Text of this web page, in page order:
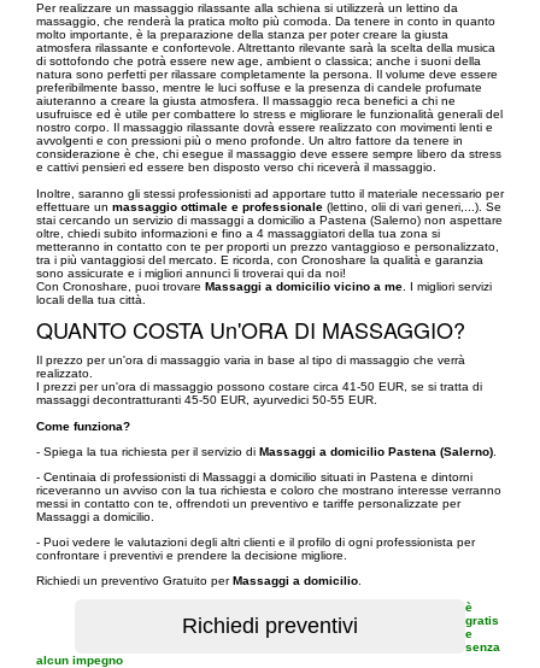
Per realizzare un massaggio rilassante alla schiena si utilizzerà un lettino da
massaggio, che renderà la pratica molto più comoda. Da tenere in conto in quanto
molto importante, è la preparazione della stanza per poter creare la giusta
atmosfera rilassante e confortevole. Altrettanto rilevante sarà la scelta della musica
di sottofondo che potrà essere new age, ambient o classica; anche i suoni della
natura sono perfetti per rilassare completamente la persona. Il volume deve essere
preferibilmente basso, mentre le luci soffuse e la presenza di candele profumate
aiuteranno a creare la giusta atmosfera. Il massaggio reca benefici a chi ne
usufruisce ed è utile per combattere lo stress e migliorare le funzionalità generali del
nostro corpo. Il massaggio rilassante dovrà essere realizzato con movimenti lenti e
avvolgenti e con pressioni più o meno profonde. Un altro fattore da tenere in
considerazione è che, chi esegue il massaggio deve essere sempre libero da stress
e cattivi pensieri ed essere ben disposto verso chi riceverà il massaggio.
Inoltre, saranno gli stessi professionisti ad apportare tutto il materiale necessario per
effettuare un massaggio ottimale e professionale (lettino, olii di vari generi,...). Se
stai cercando un servizio di massaggi a domicilio a Pastena (Salerno) non aspettare
oltre, chiedi subito informazioni e fino a 4 massaggiatori della tua zona si
metteranno in contatto con te per proporti un prezzo vantaggioso e personalizzato,
tra i più vantaggiosi del mercato. E ricorda, con Cronoshare la qualità e garanzia
sono assicurate e i migliori annunci li troverai qui da noi!
Con Cronoshare, puoi trovare Massaggi a domicilio vicino a me . I migliori servizi
locali della tua città.
QUANTO COSTA Un'ORA DI MASSAGGIO?
Il prezzo per un'ora di massaggio varia in base al tipo di massaggio che verrà
realizzato.
I prezzi per un'ora di massaggio possono costare circa 41-50 EUR, se si tratta di
massaggi decontratturanti 45-50 EUR, ayurvedici 50-55 EUR.
Come funziona?
- Spiega la tua richiesta per il servizio di Massaggi a domicilio Pastena (Salerno)
- Centinaia di professionisti di Massaggi a domicilio situati in Pastena e dintorni
riceveranno un avviso con la tua richiesta e coloro che mostrano interesse verranno
messi in contatto con te, offrendoti un preventivo e tariffe personalizzate per
Massaggi a domicilio.
- Puoi vedere le valutazioni degli altri clienti e il profilo di ogni professionista per
confrontare i preventivi e prendere la decisione migliore.
Richiedi un preventivo Gratuito perMassaggi a domicilio
è
gratis
e
senza
alcun impegno